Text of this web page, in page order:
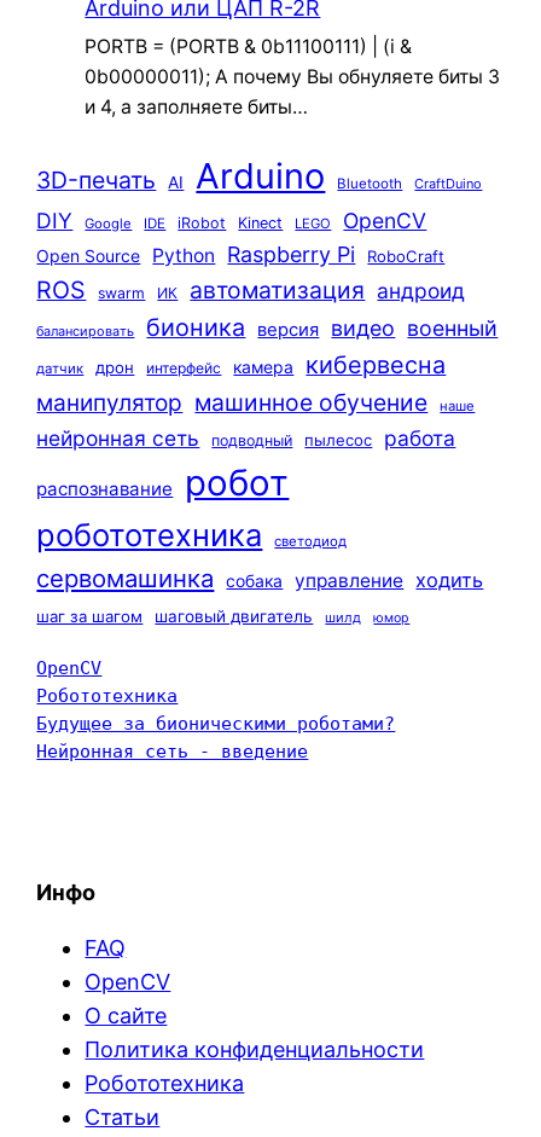
Arduino или ЦАП R-2R
PORTB = (PORTB & 0b11100111) | (i &
0b00000011); А почему Вы обнуляете биты 3
и 4, а заполняете биты…
3D-печать AI Arduino Bluetooth CraftDuino
DIY Google IDE iRobot Kinect LEGO OpenCV
Open Source Python Raspberry Pi RoboCraft
ROS swarm ИК автоматизация андроид
балансировать бионика версия видео военный
датчик дрон интерфейс камера кибервесна
манипулятор машинное обучение наше
нейронная сеть подводный пылесос работа
распознавание робот
робототехника светодиод
сервомашинка собака управление ходить
шаг за шагом шаговый двигатель шилд юмор
OpenCV
Робототехника
Будущее за бионическими роботами?
Нейронная сеть - введение
Инфо
FAQ
OpenCV
О сайте
Политика конфиденциальности
Робототехника
Статьи